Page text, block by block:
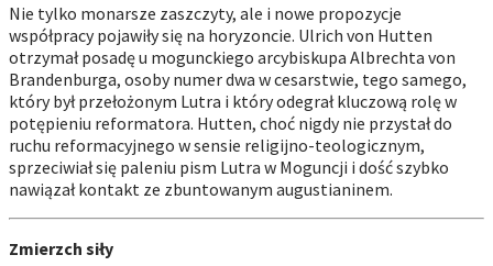
Nie tylko monarsze zaszczyty, ale i nowe propozycje
współpracy pojawiły się na horyzoncie. Ulrich von Hutten
otrzymał posadę u mogunckiego arcybiskupa Albrechta von
Brandenburga, osoby numer dwa w cesarstwie, tego samego,
który był przełożonym Lutra i który odegrał kluczową rolę w
potępieniu reformatora. Hutten, choć nigdy nie przystał do
ruchu reformacyjnego w sensie religijno-teologicznym,
sprzeciwiał się paleniu pism Lutra w Moguncji i dość szybko
nawiązał kontakt ze zbuntowanym augustianinem.
Zmierzch siły